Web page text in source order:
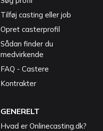
Tilføj casting eller job
Opret casterprofil
Sådan finder du
medvirkende
FAQ - Castere
Kontrakter
GENERELT
Hvad er Onlinecasting.dk?